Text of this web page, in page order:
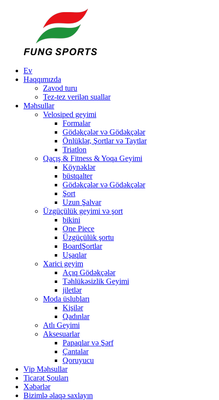
Ev
Haqqımızda
Zavod turu
Tez-tez verilən suallar
Məhsullar
Velosiped geyimi
Formalar
Gödəkçələr və Gödəkçələr
Önlüklər, Şortlar və Taytlar
Triatlon
Qaçış & Fitness & Yoqa Geyimi
Köynəklər
büstqalter
Gödəkçələr və Gödəkçələr
Şort
Uzun Şalvar
Üzgüçülük geyimi və şort
bikini
One Piece
Üzgüçülük şortu
BoardŞortlar
Uşaqlar
Xarici geyim
Açıq Gödəkçələr
Təhlükəsizlik Geyimi
jiletlər
Moda üslubları
Kişilər
Qadınlar
Atlı Geyimi
Aksesuarlar
Papaqlar və Şərf
Çantalar
Qoruyucu
Vip Məhsullar
Ticarət Şouları
Xəbərlər
Bizimlə əlaqə saxlayın